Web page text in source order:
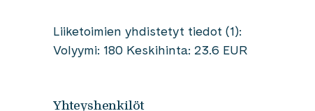
Liiketoimien yhdistetyt tiedot (1):
Volyymi: 180 Keskihinta: 23.6 EUR
Yhteyshenkilöt